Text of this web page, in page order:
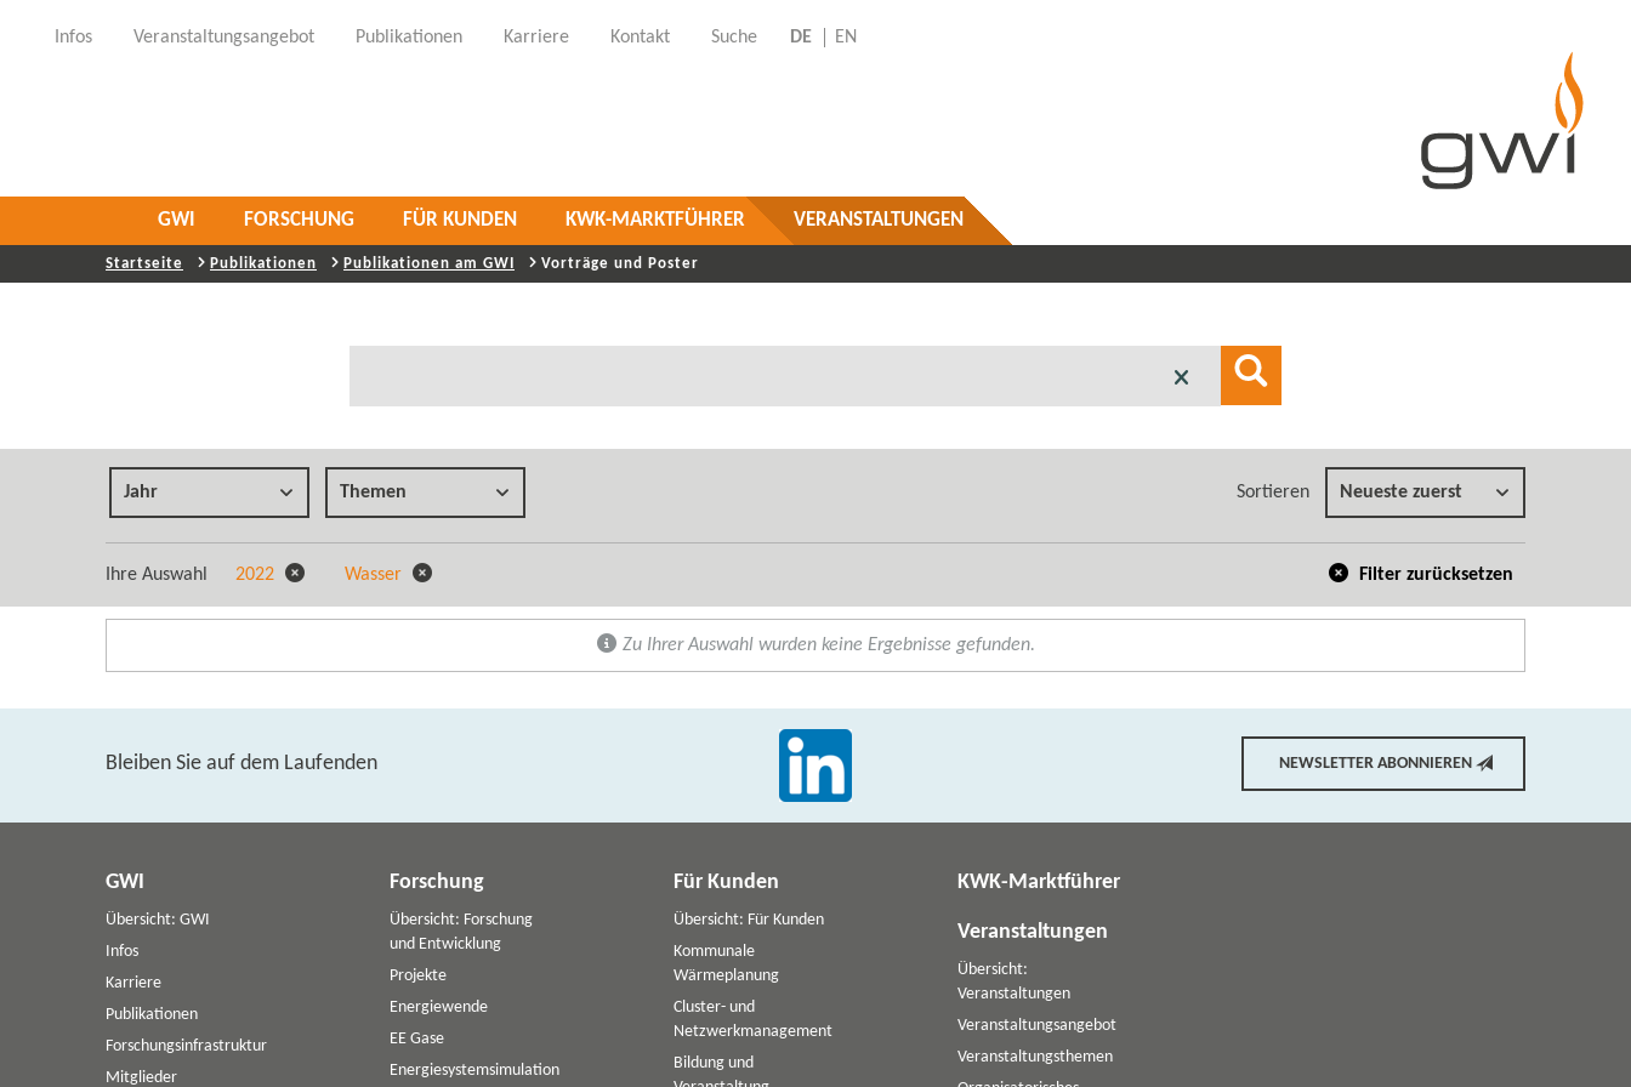
Infos Veranstaltungsangebot Publikationen Karriere Kontakt Suche DE EN
GWI FORSCHUNG FÜR KUNDEN KWK-MARKTFÜHRER VERANSTALTUNGEN
Startseite Publikationen Publikationen am GWI Vorträge und Poster
Jahr Themen Sortieren Neueste zuerst
Ihre Auswahl 2022 Wasser Filter zurücksetzen
Zu Ihrer Auswahl wurden keine Ergebnisse gefunden.
Bleiben Sie auf dem Laufenden NEWSLETTER ABONNIEREN
GWI
Übersicht: GWI
Infos
Karriere
Publikationen
Forschungsinfrastruktur
Mitglieder
Forschung
Übersicht: Forschung
und Entwicklung
Projekte
Energiewende
EE Gase
Energiesystemsimulation
Für Kunden
Übersicht: Für Kunden
Kommunale
Wärmeplanung
Cluster- und
Netzwerkmanagement
Bildung und
KWK-Marktführer
Veranstaltungen
Übersicht:
Veranstaltungen
Veranstaltungsangebot
Veranstaltungsthemen